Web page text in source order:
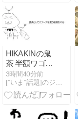
HIKAKINの鬼
茶 半額ワゴン
行き
3時間40分前